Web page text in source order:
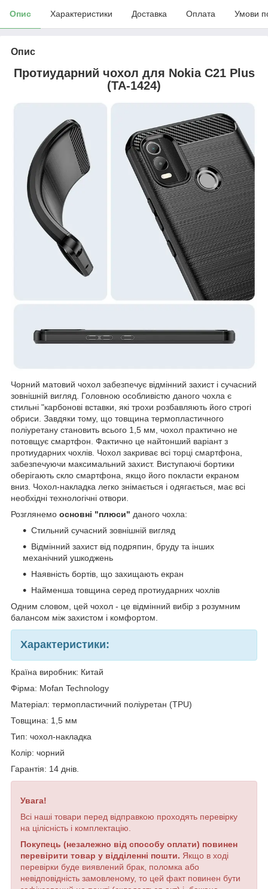
Опис Характеристики Доставка Оплата Умови
Опис
Протиударний чохол для Nokia C21 Plus
(TA-1424)
Чорний матовий чохол забезпечує відмінний захист і сучасний
зовнішній вигляд. Головною особливістю даного чохла є
стильні "карбонові вставки, які трохи розбавляють його строгі
обриси. Завдяки тому, що товщина термопластичного
поліуретану становить всього 1,5 мм, чохол практично не
потовщує смартфон. Фактично це найтонший варіант з
протиударних чохлів. Чохол закриває всі торці смартфона,
забезпечуючи максимальний захист. Виступаючі бортики
оберігають скло смартфона, якщо його покласти екраном
вниз. Чохол-накладка легко знімається і одягається, має всі
необхідні технологічні отвори.
Розглянемо основні "плюси" даного чохла:
Стильний сучасний зовнішній вигляд
Відмінний захист від подряпин, бруду та інших
механічний ушкоджень
Наявність бортів, що захищають екран
Найменша товщина серед протиударних чохлів
Одним словом, цей чохол - це відмінний вибір з розумним
балансом між захистом і комфортом.
Характеристики:
Країна виробник: Китай
Фірма: Mofan Technology
Матеріал: термопластичний поліуретан (TPU)
Товщина: 1,5 мм
Тип: чохол-накладка
Колір: чорний
Гарантія: 14 днів.
Увага!
Всі наші товари перед відправкою проходять перевірку
на цілісність і комплектацію.
Покупець (незалежно від способу оплати) повинен
перевірити товар у відділенні пошти. Якщо в ході
перевірки буде виявлений брак, поломка або
невідповідність замовленому, то цей факт повинен бути